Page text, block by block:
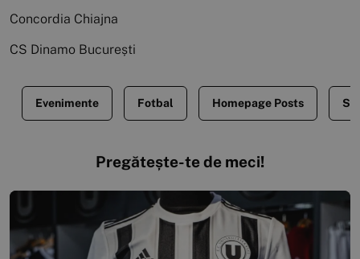
Concordia Chiajna
CS Dinamo București
Evenimente Fotbal Homepage Posts
Pregătește-te de meci!